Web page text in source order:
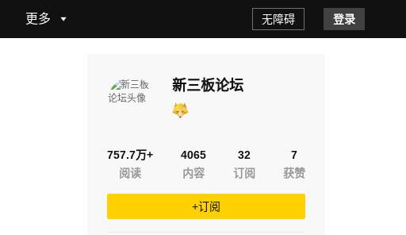
更多 登录
无障碍
新三板论坛
757.7万+
阅读
4065
内容
32
订阅
7
获赞
+订阅